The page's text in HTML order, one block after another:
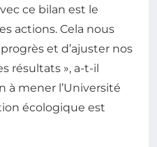
ce bilan est le
actions. Cela nous
et d’ajuster nos
résultats », a-t-il
à mener l’Université
écologique est